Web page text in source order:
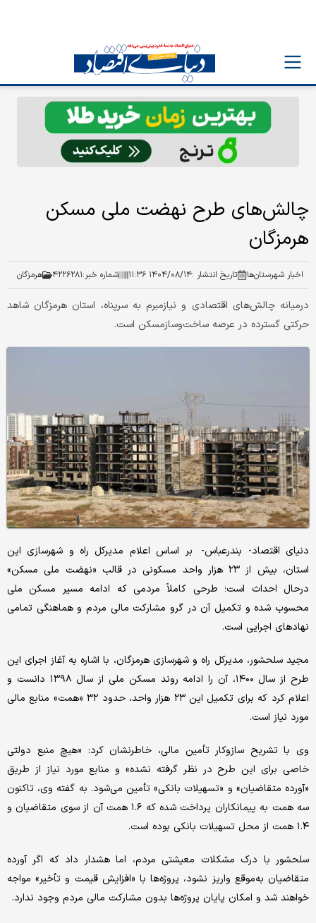
چالش‌های طرح نهضت ملی مسکن
هرمزگان
اخبار شهرستان‌ها تاریخ انتشار :۱۴۰۴/۰۸/۱۴ ۱۱:۳۶ شماره خبر:۴۲۲۶۲۸۱ هرمزگان
درمیانه چالش‌های اقتصادی و نیازمبرم به سرپناه، استان هرمزگان شاهد
حرکتی گسترده در عرصه ساخت‌وسازمسکن است.
دنیای اقتصاد- بندرعباس- بر اساس اعلام مدیرکل راه و شهرسازی این
استان، بیش از ۲۳ هزار واحد مسکونی در قالب «نهضت ملی مسکن»
درحال احداث است؛ طرحی کاملاً مردمی که ادامه مسیر مسکن ملی
محسوب شده و تکمیل آن در گرو مشارکت مالی مردم و هماهنگی تمامی
نهادهای اجرایی است.
مجید سلحشور، مدیرکل راه و شهرسازی هرمزگان، با اشاره به آغاز اجرای این
طرح از سال ۱۴۰۰، آن را ادامه روند مسکن ملی از سال ۱۳۹۸ دانست و
اعلام کرد که برای تکمیل این ۲۳ هزار واحد، حدود ۳۲ «همت» منابع مالی
مورد نیاز است.
وی با تشریح سازوکار تأمین مالی، خاطرنشان کرد: «هیچ منبع دولتی
خاصی برای این طرح در نظر گرفته نشده» و منابع مورد نیاز از طریق
«آورده متقاضیان» و «تسهیلات بانکی» تأمین می‌شود. به گفته وی، تاکنون
سه همت به پیمانکاران پرداخت شده که ۱.۶ همت آن از سوی متقاضیان و
۱.۴ همت از محل تسهیلات بانکی بوده است.
سلحشور با درک مشکلات معیشتی مردم، اما هشدار داد که اگر آورده
متقاضیان به‌موقع واریز نشود، پروژه‌ها با «افزایش قیمت و تأخیر» مواجه
خواهند شد و امکان پایان پروژه‌ها بدون مشارکت مالی مردم وجود ندارد.